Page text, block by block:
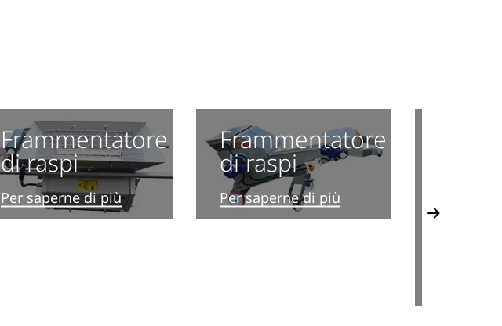
Frammentatore
di raspi
Per saperne di più
Frammentatore
di raspi
Per saperne di più